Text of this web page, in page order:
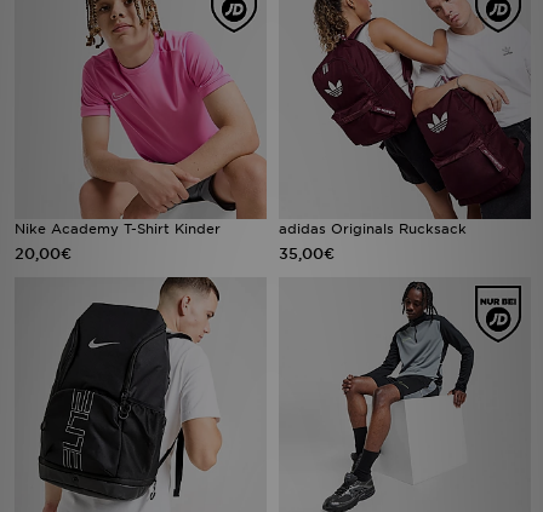
Nike Academy T-Shirt Kinder
20,00€
adidas Originals Rucksack
35,00€